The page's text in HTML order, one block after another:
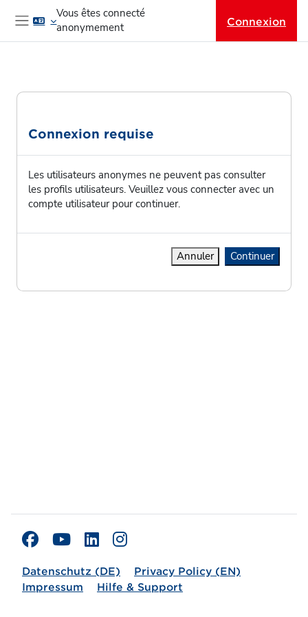
Passer au contenu principal
Panneau latéral
Vous êtes connecté
anonymement
Connexion
Connexion requise
Les utilisateurs anonymes ne peuvent pas consulter
les profils utilisateurs. Veuillez vous connecter avec un
compte utilisateur pour continuer.
Annuler Continuer
Datenschutz (DE)
Privacy Policy (EN)
Impressum
Hilfe & Support